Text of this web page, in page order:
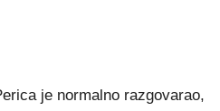
je normalno razgovarao,